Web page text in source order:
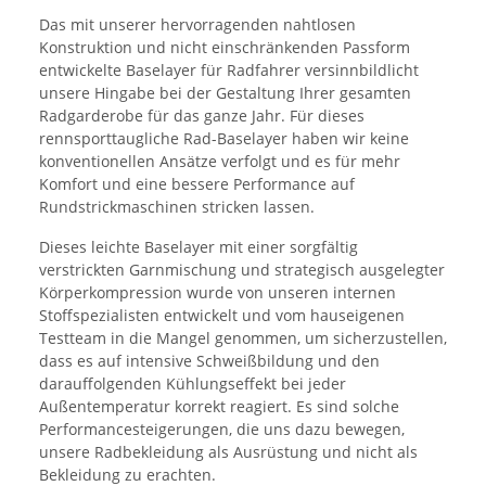
Das mit unserer hervorragenden nahtlosen
Konstruktion und nicht einschränkenden Passform
entwickelte Baselayer für Radfahrer versinnbildlicht
unsere Hingabe bei der Gestaltung Ihrer gesamten
Radgarderobe für das ganze Jahr. Für dieses
rennsporttaugliche Rad-Baselayer haben wir keine
konventionellen Ansätze verfolgt und es für mehr
Komfort und eine bessere Performance auf
Rundstrickmaschinen stricken lassen.
Dieses leichte Baselayer mit einer sorgfältig
verstrickten Garnmischung und strategisch ausgelegter
Körperkompression wurde von unseren internen
Stoffspezialisten entwickelt und vom hauseigenen
Testteam in die Mangel genommen, um sicherzustellen,
dass es auf intensive Schweißbildung und den
darauffolgenden Kühlungseffekt bei jeder
Außentemperatur korrekt reagiert. Es sind solche
Performancesteigerungen, die uns dazu bewegen,
unsere Radbekleidung als Ausrüstung und nicht als
Bekleidung zu erachten.